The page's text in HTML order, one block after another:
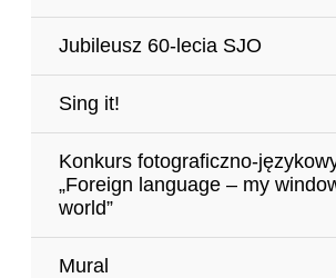
Jubileusz 60-lecia SJO
Sing it!
Konkurs fotograficzno-
„Foreign language – my
world”
Mural